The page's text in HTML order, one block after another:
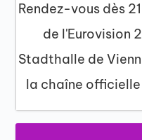
Rendez-vous dès
de l'Eurovision
Stadthalle de
la chaîne officielle